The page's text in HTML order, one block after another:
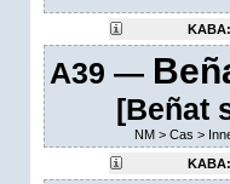
KABA:
A39 —
[Beñat
NM> Cas >
KABA: